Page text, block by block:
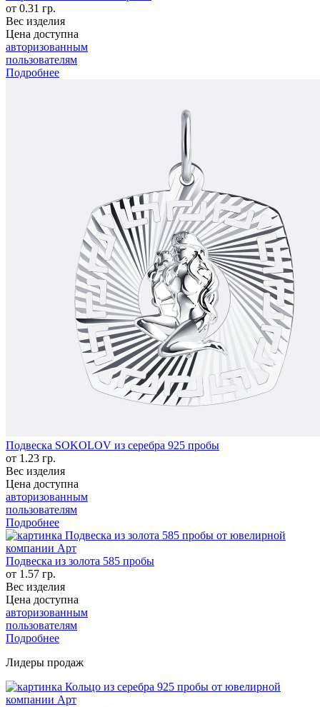
от 0.31 гр.
Вес изделия
Цена доступна
авторизованным
пользователям
Подробнее
Подвеска SOKOLOV из серебра 925 пробы
от 1.23 гр.
Вес изделия
Цена доступна
авторизованным
пользователям
Подробнее
Подвеска из золота 585 пробы
от 1.57 гр.
Вес изделия
Цена доступна
авторизованным
пользователям
Подробнее
Лидеры продаж